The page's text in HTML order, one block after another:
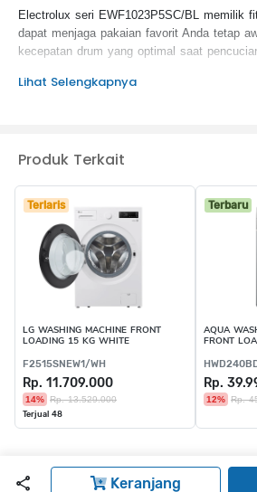
Electrolux seri EWF1023P5SC/BL memilik
dapat menjaga pakaian favorit Anda tetap
kecepatan drum yang optimal saat
KEUNGGULAN PRODUK :
Smart Select menyesuaikan
Lihat Selengkapnya
Keranjang
Produk Terkait
Terlaris
LG WASHING MACHINE FRONT
LOADING 15 KG WHITE
F2515SNEW1/WH
Rp. 11.709.000
14% Rp. 13.529.000
Terjual 48
Terbaru
AQUA
FRONT
Rp.
12% Rp.